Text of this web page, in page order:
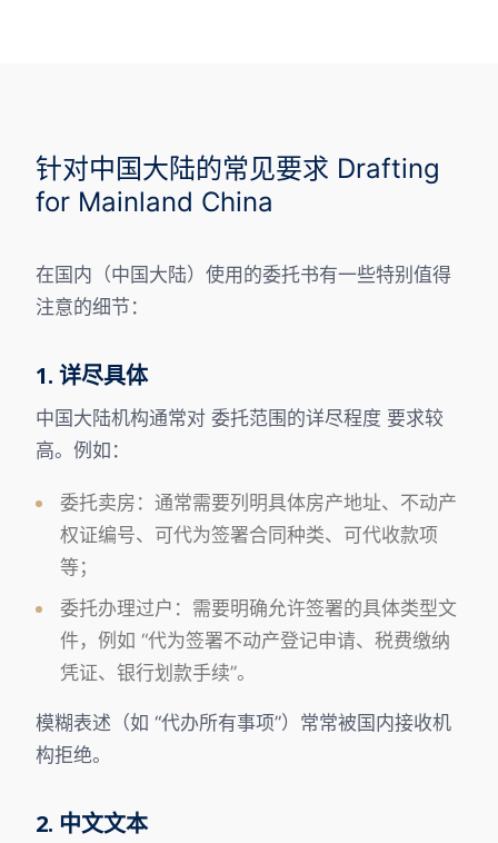
针对中国大陆的常见要求 Drafting
for Mainland China
在国内（中国大陆）使用的委托书有一些特别值得
注意的细节：
1. 详尽具体
中国大陆机构通常对 委托范围的详尽程度 要求较
高。例如：
委托卖房：通常需要列明具体房产地址、不动产
权证编号、可代为签署合同种类、可代收款项
等；
委托办理过户：需要明确允许签署的具体类型文
件，例如 “代为签署不动产登记申请、税费缴纳
凭证、银行划款手续”。
模糊表述（如 “代办所有事项”）常常被国内接收机
构拒绝。
2. 中文文本